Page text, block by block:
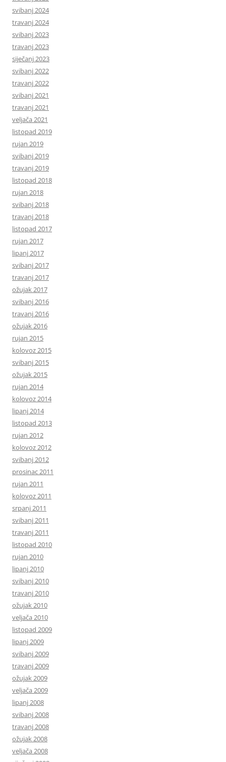
svibanj 2024
travanj 2024
svibanj 2023
travanj 2023
siječanj 2023
svibanj 2022
travanj 2022
svibanj 2021
travanj 2021
veljača 2021
listopad 2019
rujan 2019
svibanj 2019
travanj 2019
listopad 2018
rujan 2018
svibanj 2018
travanj 2018
listopad 2017
rujan 2017
lipanj 2017
svibanj 2017
travanj 2017
ožujak 2017
svibanj 2016
travanj 2016
ožujak 2016
rujan 2015
kolovoz 2015
svibanj 2015
ožujak 2015
rujan 2014
kolovoz 2014
lipanj 2014
listopad 2013
rujan 2012
kolovoz 2012
svibanj 2012
prosinac 2011
rujan 2011
kolovoz 2011
srpanj 2011
svibanj 2011
travanj 2011
listopad 2010
rujan 2010
lipanj 2010
svibanj 2010
travanj 2010
ožujak 2010
veljača 2010
listopad 2009
lipanj 2009
svibanj 2009
travanj 2009
ožujak 2009
veljača 2009
lipanj 2008
svibanj 2008
travanj 2008
ožujak 2008
veljača 2008